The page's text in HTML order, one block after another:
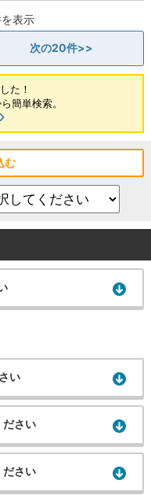
ゃれな対面キッチン ・二階
日の疲れが癒される１坪以上
表示
次の20件>>
た！
簡単検索。
む
い
ださい
ださい